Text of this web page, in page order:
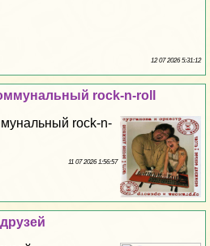
12 07 2026 5:31:12
rock-n-roll
rock-n-
11 07 2026 1:56:57